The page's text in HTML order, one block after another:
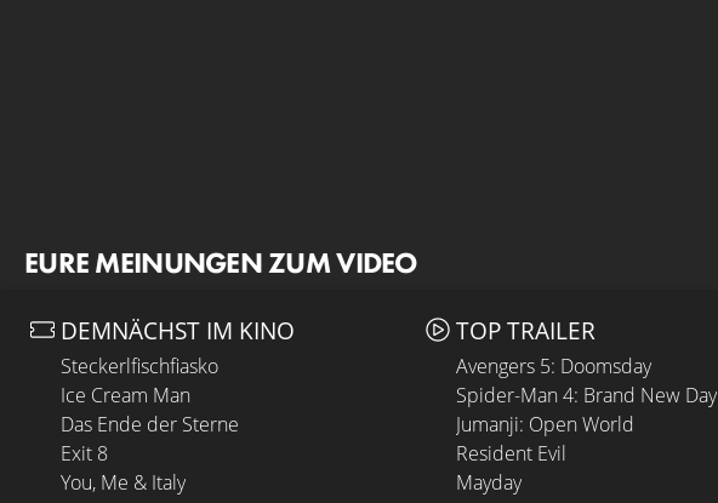
EURE MEINUNGEN ZUM VIDEO
DEMNÄCHST IM KINO
Steckerlfischfiasko
Ice Cream Man
Das Ende der Sterne
Exit 8
You, Me & Italy
TOP TRAILER
Avengers 5: Doomsday
Spider-Man 4: Brand New Day
Jumanji: Open World
Resident Evil
Mayday